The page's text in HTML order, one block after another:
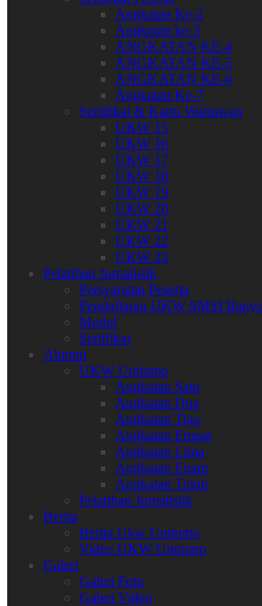
Angkatan Ke-2
Angkatan ke-3
ANGKATAN KE-4
ANGKATAN KE-5
ANGKATAN KE-6
Angkatan Ke-7
Sertifikat & Kartu Wartawan
UKW 15
UKW 16
UKW 17
UKW 18
UKW 19
UKW 20
UKW 21
UKW 22
UKW 23
Pelatihan Jurnalistik
Persyaratan Peserta
Pendaftaran UKW SMSI
Modul
Sertifikat
Alumni
UKW Unitomo
Angkatan Satu
Angkatan Dua
Angkatan Tiga
Angkatan Empat
Angkatan Lima
Angkatan Enam
Angkatan Tujuh
Pelatihan Jurnalistik
Berita
Berita Ukw Unitomo
Video UKW Unitomo
Galeri
Galeri Foto
Galeri Video